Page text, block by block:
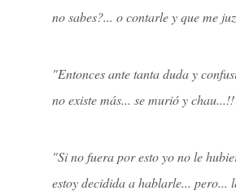
no sabes?... o contarle y que me
"Entonces ante tanta duda y
no existe más... se murió y
"Si no fuera por esto yo no le
estoy decidida a hablarle... pero...